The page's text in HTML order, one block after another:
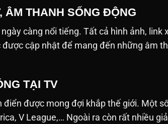
ÂM THANH SỐNG ĐỘNG
càng nổi tiếng. Tất cả hình ảnh, link
cập nhật để mang đến những âm
TẠI TV
được mong đợi khắp thế giới. Một
V League,… Ngoài ra còn rất nhiều